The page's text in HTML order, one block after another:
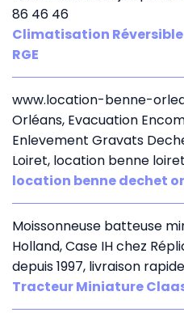
86 46 46
Climatisation
RGE
www.location-benne-
Orléans, Evacuation
Enlevement Gravats
Loiret, location benne loiret
location benne dechet
Moissonneuse batteuse
Holland, Case IH chez
depuis 1997, livraison
Tracteur Miniature